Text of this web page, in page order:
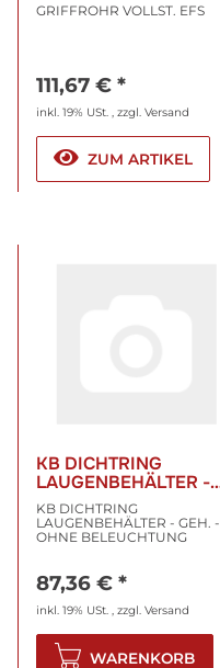
GRIFFROHR VOLLST. EFS
111,67 € *
inkl. 19% USt. , zzgl. Versand
ZUM ARTIKEL
KB DICHTRING
LAUGENBEHÄLTER -
GEH. - OHNE
BELEUCHTUNG
KB DICHTRING
LAUGENBEHÄLTER - GEH. -
OHNE BELEUCHTUNG
87,36 € *
inkl. 19% USt. , zzgl. Versand
WARENKORB